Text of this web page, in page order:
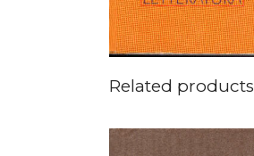
Related products